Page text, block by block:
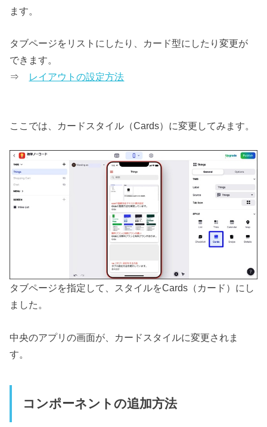
ます。
タブページをリストにしたり、カード型にしたり変更が
できます。
⇒ レイアウトの設定方法
ここでは、カードスタイル（Cards）に変更してみます。
タブページを指定して、スタイルをCards（カード）にし
ました。
中央のアプリの画面が、カードスタイルに変更されま
す。
コンポーネントの追加方法